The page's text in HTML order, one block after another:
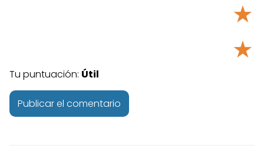
★
★
Tu puntuación: Útil